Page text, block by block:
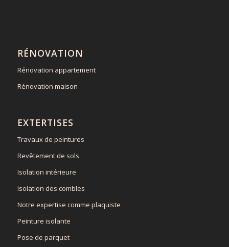
RÉNOVATION
Rénovation appartement
Rénovation maison
EXTERTISES
Travaux de peintures
Revêtement de sols
Isolation intérieure
Isolation des combles
Notre expertise comme plaquiste
Peinture isolante
Pose de parquet